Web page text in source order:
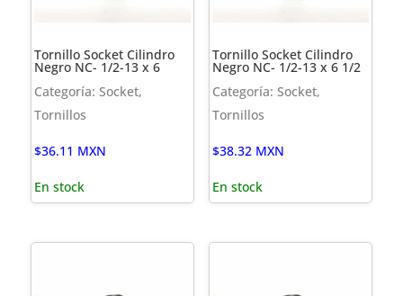
Tornillo Socket Cilindro
Negro NC- 1/2-13 x 6
Categoría: Socket,
Tornillos
$36.11 MXN
En stock
Tornillo Socket Cilindro
Negro NC- 1/2-13 x 6 1/2
Categoría: Socket,
Tornillos
$38.32 MXN
En stock